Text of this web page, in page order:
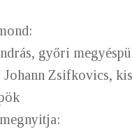
győri
Zsifkovics,